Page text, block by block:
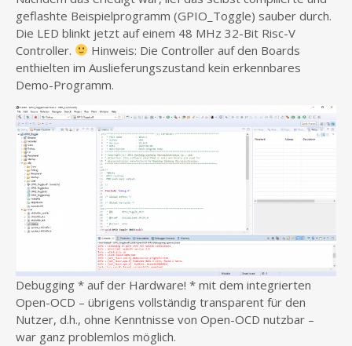
geflashte Beispielprogramm (GPIO_Toggle) sauber durch.
Die LED blinkt jetzt auf einem 48 MHz 32-Bit Risc-V
Controller.
Hinweis: Die Controller auf den Boards
enthielten im Auslieferungszustand kein erkennbares
Demo-Programm.
Debugging * auf der Hardware! * mit dem integrierten
Open-OCD – übrigens vollständig transparent für den
Nutzer, d.h., ohne Kenntnisse von Open-OCD nutzbar –
war ganz problemlos möglich.